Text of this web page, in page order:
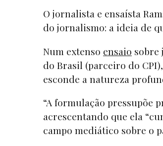
O jornalista e ensaísta
do jornalismo: a ideia de
Num extenso ensaio sobre
do Brasil (parceiro do
esconde a natureza
“A formulação pressupõe
acrescentando que ela
campo mediático sobre o